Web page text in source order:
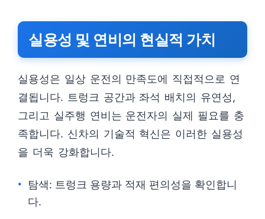
실용성 및 연비의 현실적 가치
실용성은 일상 운전의 만족도에 직접적으로 연
결됩니다. 트렁크 공간과 좌석 배치의 유연성,
그리고 실주행 연비는 운전자의 실제 필요를 충
족합니다. 신차의 기술적 혁신은 이러한 실용성
을 더욱 강화합니다.
탐색: 트렁크 용량과 적재 편의성을 확인합니
다.